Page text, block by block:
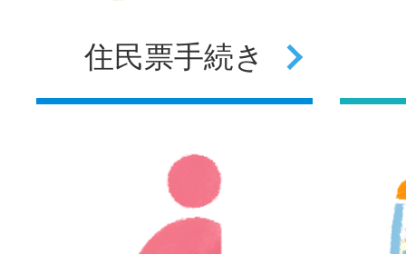
住民票手続き